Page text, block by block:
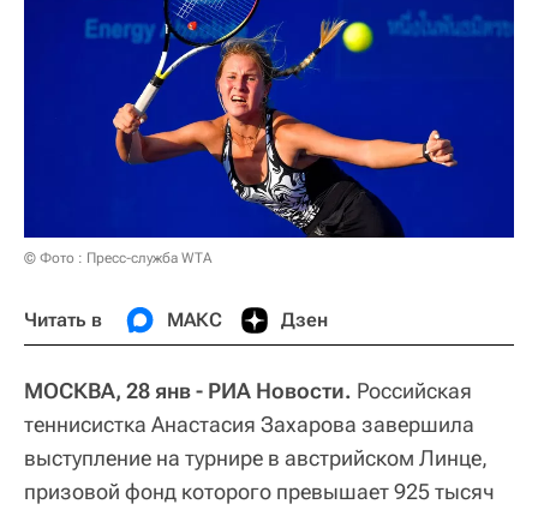
© Фото : Пресс-служба WTA
Читать в МАКС Дзен
МОСКВА, 28 янв - РИА Новости. Российская
теннисистка Анастасия Захарова завершила
выступление на турнире в австрийском Линце,
призовой фонд которого превышает 925 тысяч